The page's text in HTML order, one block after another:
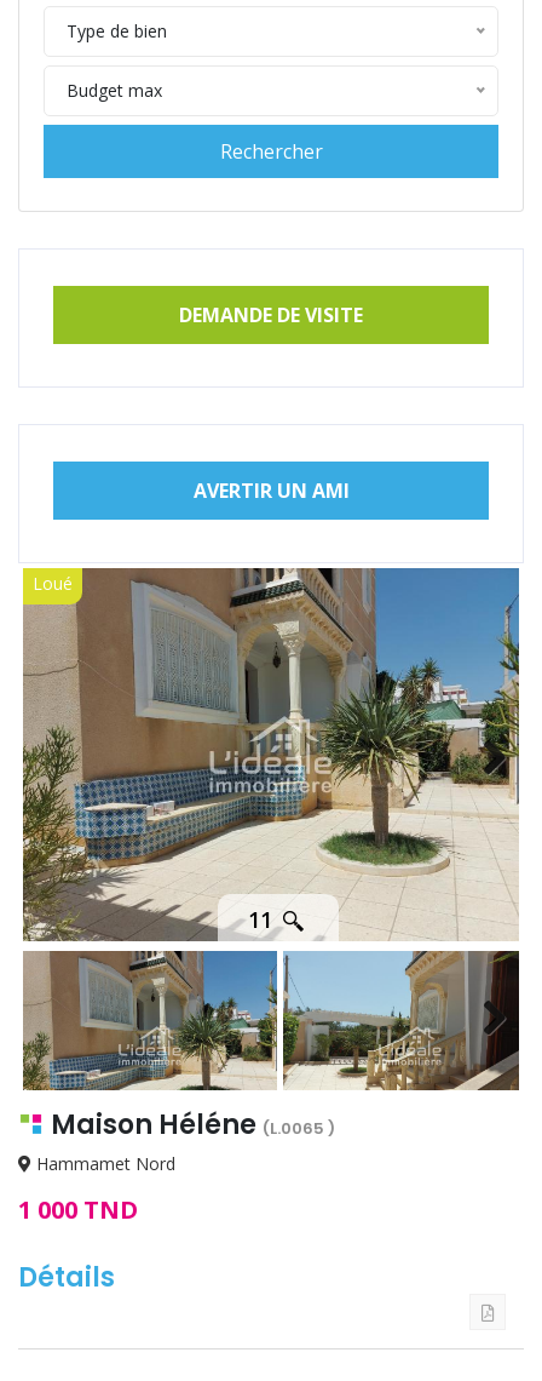
Type de bien
Budget max
DEMANDE DE VISITE
AVERTIR UN AMI
Loué
11
Next
Next
Maison Héléne (L.0065 )
Hammamet Nord
1 000 TND
Détails